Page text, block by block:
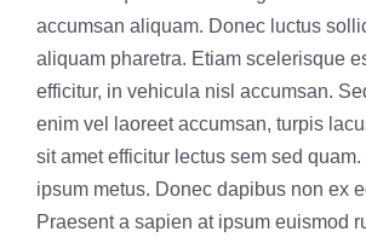
accumsan aliquam. Donec luctus
aliquam pharetra. Etiam scelerisque
efficitur, in vehicula nisl accumsan.
enim vel laoreet accumsan, turpis
sit amet efficitur lectus sem sed
ipsum metus. Donec dapibus non ex
Praesent a sapien at ipsum euismod